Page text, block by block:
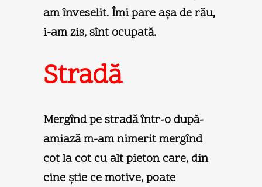
am înveselit. Îmi pare aşa de rău,
i-am zis, sînt ocupată.
Stradă
Mergînd pe stradă într-o după-
amiază m-am nimerit mergînd
cot la cot cu alt pieton care, din
cine ştie ce motive, poate